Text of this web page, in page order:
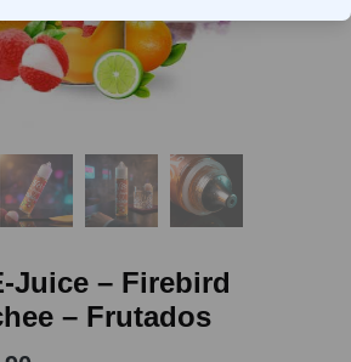
Juice – Firebird
– Frutados